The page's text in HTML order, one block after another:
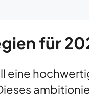
für
eine